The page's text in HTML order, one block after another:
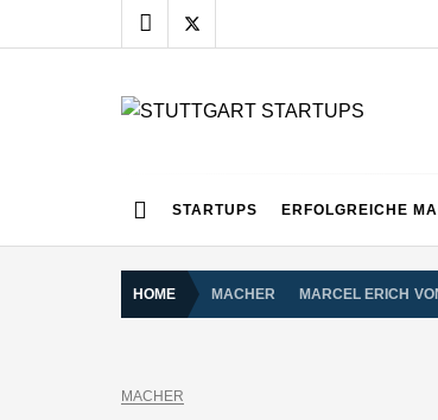
to
STARTUPS ERFOLGREICHE
HOME MACHER MARCEL ERICH
MACHER